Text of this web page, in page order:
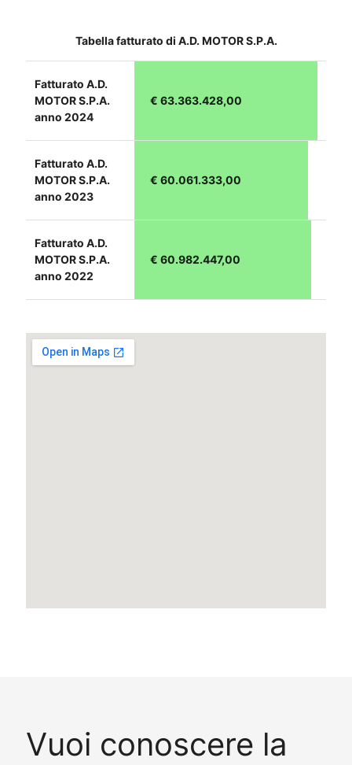
Tabella fatturato di A.D. MOTOR S.P.A.
Fatturato A.D.
MOTOR S.P.A.
anno 2024
€ 63.363.428,00
Fatturato A.D.
MOTOR S.P.A.
anno 2023
€ 60.061.333,00
Fatturato A.D.
MOTOR S.P.A.
anno 2022
€ 60.982.447,00
Vuoi conoscere la